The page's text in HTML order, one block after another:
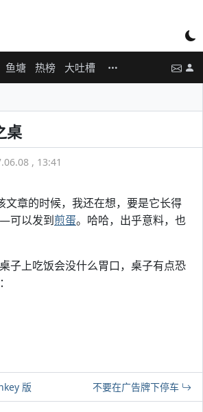
鱼塘 热榜 大吐槽
桌
, 13:41
章的时候，我还在想，要是它长得
可以发到煎蛋。哈哈，出乎意料，也
上吃饭会没什么胃口，桌子有点恐
版 不要在广告牌下停车